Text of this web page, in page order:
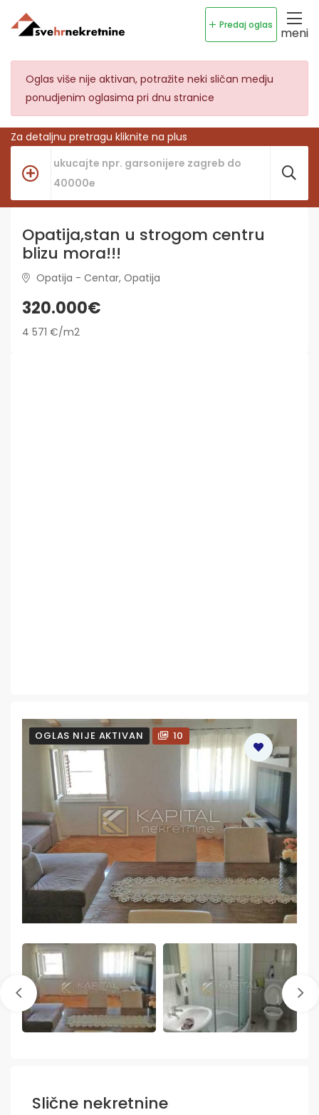
Predaj oglas
meni
Oglas više nije aktivan, potražite neki sličan medju
ponudjenim oglasima pri dnu stranice
Za detaljnu pretragu kliknite na plus
Opatija,stan u strogom centru
blizu mora!!!
Opatija - Centar, Opatija
320.000€
4 571 €/m2
OGLAS NIJE AKTIVAN 10
Slične nekretnine